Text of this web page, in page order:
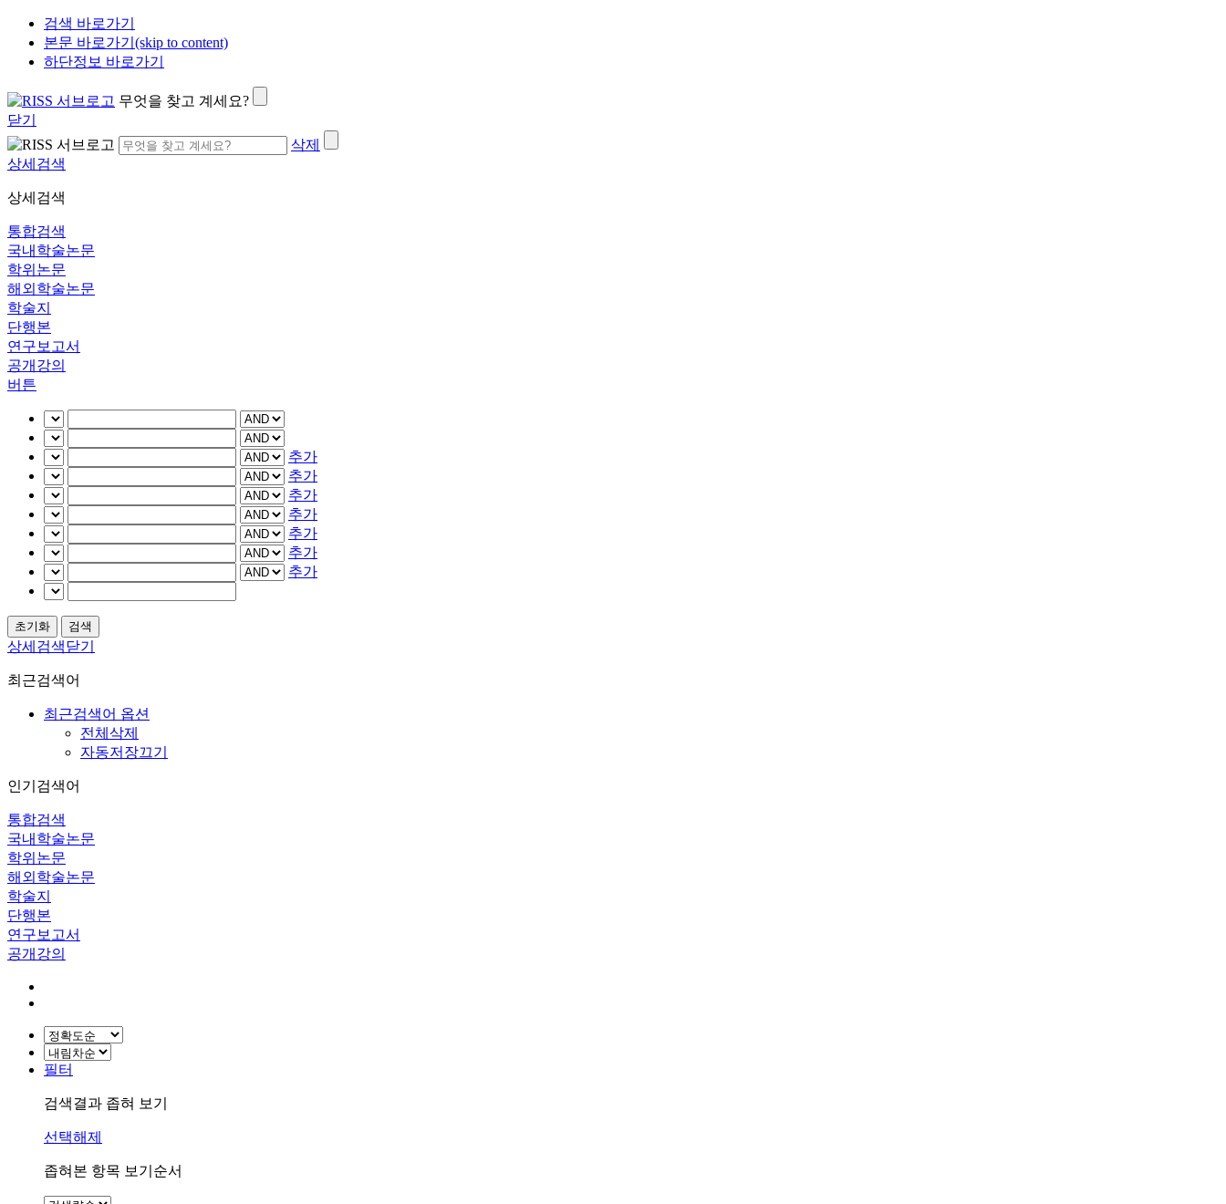
검색 바로가기
본문 바로가기(skip to content)
하단정보 바로가기
무엇을 찾고 계세요?
닫기
삭제
상세검색
상세검색
통합검색
국내학술논문
학위논문
해외학술논문
학술지
단행본
연구보고서
공개강의
버튼
추가
추가
추가
추가
추가
추가
추가
상세검색닫기
최근검색어
최근검색어 옵션
전체삭제
자동저장끄기
인기검색어
통합검색
국내학술논문
학위논문
해외학술논문
학술지
단행본
연구보고서
공개강의
필터
검색결과 좁혀 보기
선택해제
좁혀본 항목 보기순서